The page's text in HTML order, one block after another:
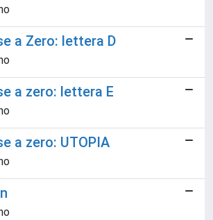
a Zero: lettera D
a zero: lettera E
a zero: UTOPIA